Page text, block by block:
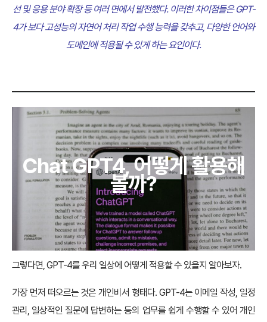
선 및 응용 분야 확장 등 여러 면에서 발전했다. 이러한 차이점들은 GPT-
4가 보다 고성능의 자연어 처리 작업 수행 능력을 갖추고, 다양한 언어와
도메인에 적용될 수 있게 하는 요인이다.
Chat GPT4, 어떻게 활용해
볼까?
그렇다면, GPT-4를 우리 일상에 어떻게 적용할 수 있을지 알아보자.
가장 먼저 떠오르는 것은 개인비서 형태다. GPT-4는 이메일 작성, 일정
관리, 일상적인 질문에 답변하는 등의 업무를 쉽게 수행할 수 있어 개인